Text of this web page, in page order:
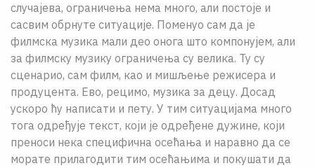
случајева, ограничења нема много, али постоје и
сасвим обрнуте ситуације. Поменуо сам да је
филмска музика мали део онога што компонујем, али
за филмску музику ограничења су велика. Ту су
сценарио, сам филм, као и мишљење режисера и
продуцента. Ево, рецимо, музика за децу. Досад
ускоро ћу написати и пету. У тим ситуацијама много
тога одређује текст, који је одређене дужине, који
преноси нека специфична осећања и наравно да се
морате прилагодити тим осећањима и покушати да